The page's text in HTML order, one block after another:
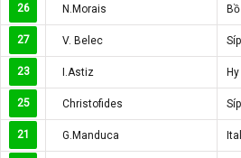
26 N.Morais
27 V. Belec Síp
23 I.Astiz
25 Christofides Síp
21 G.Manduca